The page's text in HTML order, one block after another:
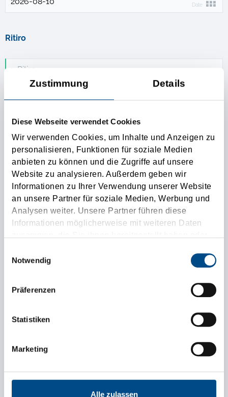
Zustimmung Details
Diese Webseite verwendet Cookies
Wir verwenden Cookies, um Inhalte und Anzeigen zu
personalisieren, Funktionen für soziale Medien
anbieten zu können und die Zugriffe auf unsere
Website zu analysieren. Außerdem geben wir
Informationen zu Ihrer Verwendung unserer Website
an unsere Partner für soziale Medien, Werbung und
Analysen weiter. Unsere Partner führen diese
Informationen möglicherweise mit weiteren Daten
zusammen, die Sie ihnen bereitgestellt haben oder
gesammelt haben.
Notwendig
Präferenzen
Statistiken
Marketing
Alle zulassen
Date
Ritiro
1. Ritiro
Ritiro addizionale
Consegna
1. Consegna
Consegna addizionale
Tonnage (kg)
Loading metres